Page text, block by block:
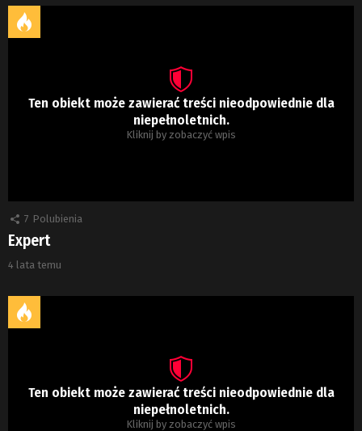
Ten obiekt może zawierać treści nieodpowiednie dla
niepełnoletnich.
Kliknij by zobaczyć wpis
7 Polubienia
Expert
4 lata temu
Ten obiekt może zawierać treści nieodpowiednie dla
niepełnoletnich.
Kliknij by zobaczyć wpis